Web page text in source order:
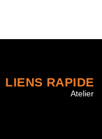
LIENS RAPIDE
Atelier